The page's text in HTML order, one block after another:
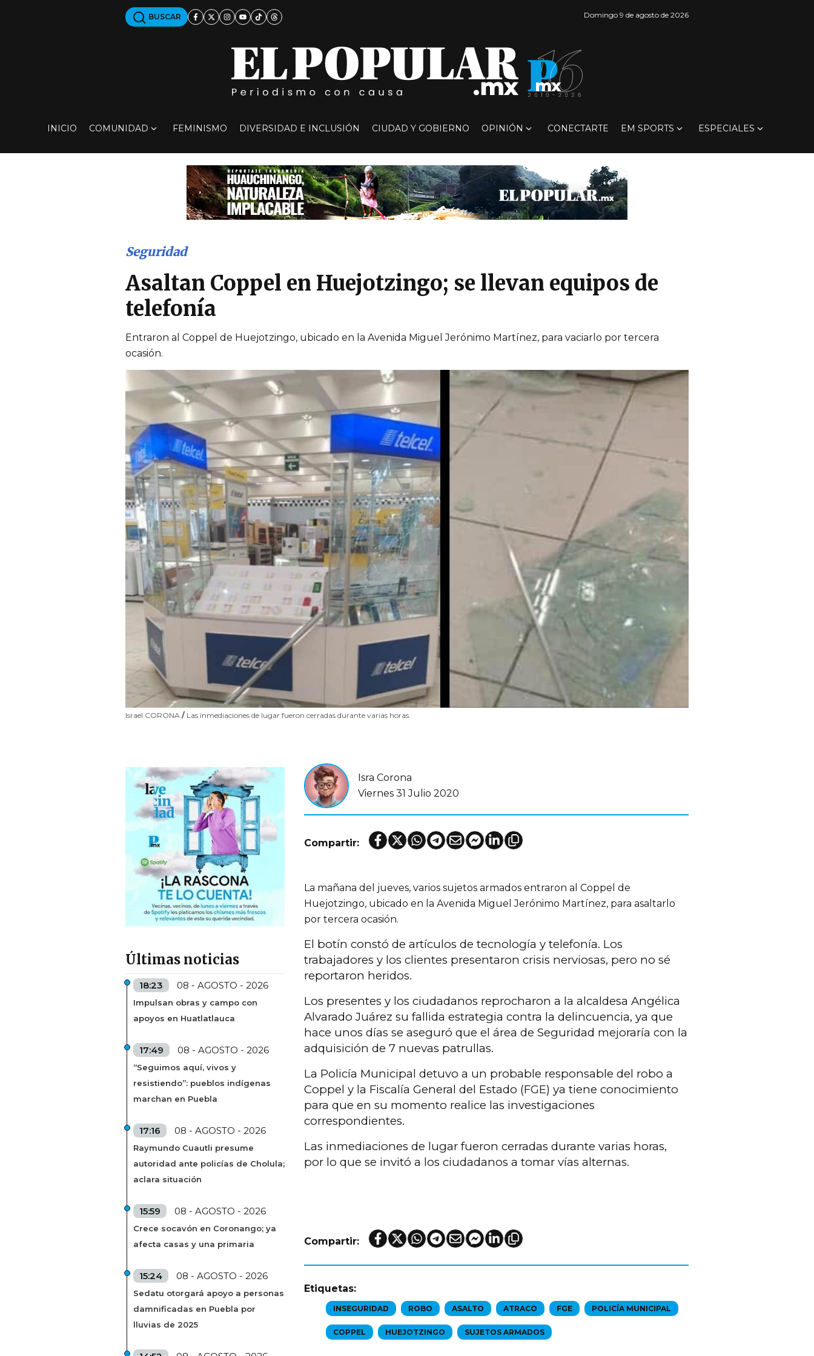
BUSCAR Domingo 9 de agosto de 2026
INICIO COMUNIDAD FEMINISMO DIVERSIDAD E INCLUSIÓN CIUDAD Y GOBIERNO OPINIÓN CONECTARTE EM SPORTS ESPECIALES
Israel CORONA / Las inmediaciones de lugar fueron cerradas durante varias horas.
Seguridad
Asaltan Coppel en Huejotzingo; se llevan equipos de
telefonía
Entraron al Coppel de Huejotzingo, ubicado en la Avenida Miguel Jerónimo Martínez, para vaciarlo por tercera
ocasión.
Últimas noticias
18:23 08 - AGOSTO - 2026
Impulsan obras y campo con
apoyos en Huatlatlauca
17:49 08 - AGOSTO - 2026
“Seguimos aquí, vivos y
resistiendo”: pueblos indígenas
marchan en Puebla
17:16 08 - AGOSTO - 2026
Raymundo Cuautli presume
autoridad ante policías de Cholula;
aclara situación
15:59 08 - AGOSTO - 2026
Crece socavón en Coronango; ya
afecta casas y una primaria
15:24 08 - AGOSTO - 2026
Sedatu otorgará apoyo a personas
damnificadas en Puebla por
lluvias de 2025
Isra Corona
Viernes 31 Julio 2020
Compartir:
La mañana del jueves, varios sujetos armados entraron al Coppel de
Huejotzingo, ubicado en la Avenida Miguel Jerónimo Martínez, para asaltarlo
por tercera ocasión.
El botín constó de artículos de tecnología y telefonía. Los
trabajadores y los clientes presentaron crisis nerviosas, pero no sé
reportaron heridos.
Los presentes y los ciudadanos reprocharon a la alcaldesa Angélica
Alvarado Juárez su fallida estrategia contra la delincuencia, ya que
hace unos días se aseguró que el área de Seguridad mejoraría con la
adquisición de 7 nuevas patrullas.
La Policía Municipal detuvo a un probable responsable del robo a
Coppel y la Fiscalía General del Estado (FGE) ya tiene conocimiento
para que en su momento realice las investigaciones
correspondientes.
Las inmediaciones de lugar fueron cerradas durante varias horas,
por lo que se invitó a los ciudadanos a tomar vías alternas.
Compartir:
Etiquetas:
INSEGURIDAD ROBO ASALTO ATRACO FGE POLICÍA MUNICIPAL
COPPEL HUEJOTZINGO SUJETOS ARMADOS